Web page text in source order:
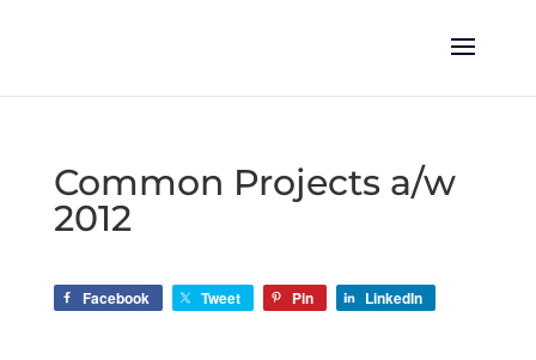
Common Projects a/w
2012
Facebook Tweet Pin LinkedIn